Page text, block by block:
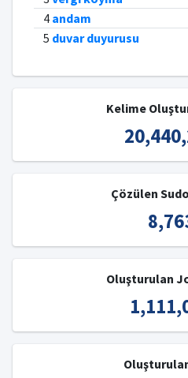
4 andam
5 duvar duyurusu
Kelime
Çözülen
Oluşturulan